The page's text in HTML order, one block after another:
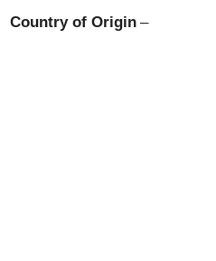
Country of Origin –